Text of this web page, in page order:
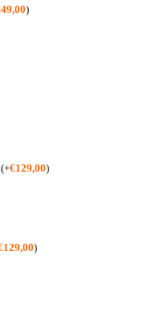
49,00)
(+€129,00)
129,00)